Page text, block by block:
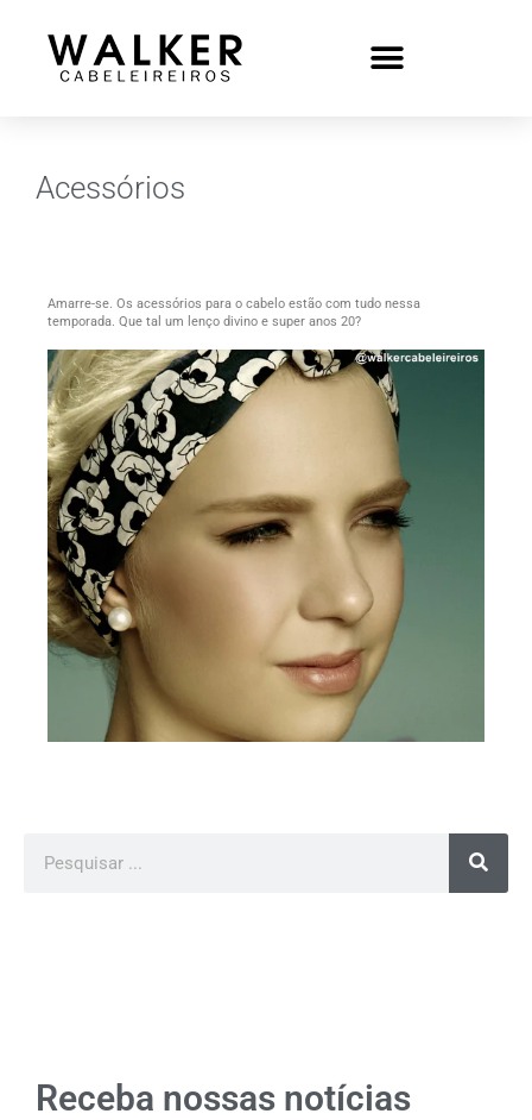
Acessórios
Amarre-se. Os acessórios para o cabelo estão com tudo nessa
temporada. Que tal um lenço divino e super anos 20?
Receba nossas notícias